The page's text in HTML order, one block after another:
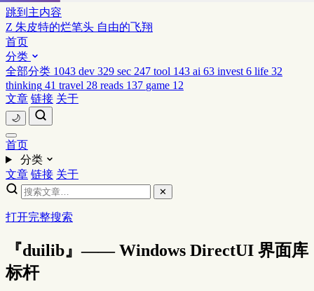
跳到主内容
Z 朱皮特的烂笔头 自由的飞翔
首页
分类
全部分类 1043 dev 329 sec 247 tool 143 ai 63 invest 6 life 32
thinking 41 travel 28 reads 137 game 12
文章 链接 关于
🌙
首页
分类
文章 链接 关于
✕
打开完整搜索
『duilib』—— Windows DirectUI 界面库
标杆